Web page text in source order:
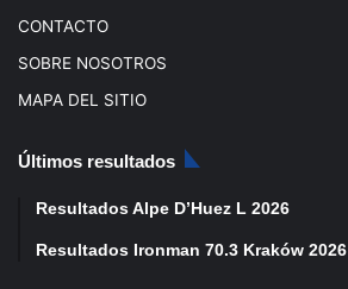
CONTACTO
SOBRE NOSOTROS
MAPA DEL SITIO
Últimos resultados
Resultados Alpe D’Huez L 2026
Resultados Ironman 70.3 Kraków 2026